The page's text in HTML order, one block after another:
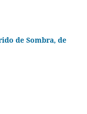
de Sombra, de